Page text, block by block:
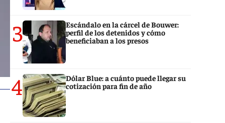
3
Escándalo en la cárcel de Bouwer:
perfil de los detenidos y cómo
beneficiaban a los presos
4
Dólar Blue: a cuánto puede llegar su
cotización para fin de año